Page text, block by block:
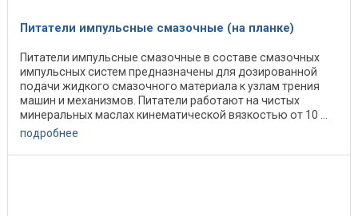
Питатели импульсные смазочные (на планке)
Питатели импульсные смазочные в составе смазочных
импульсных систем предназначены для дозированной
подачи жидкого смазочного материала к узлам трения
машин и механизмов. Питатели работают на чистых
минеральных маслах кинематической вязкостью от 10 ...
подробнее